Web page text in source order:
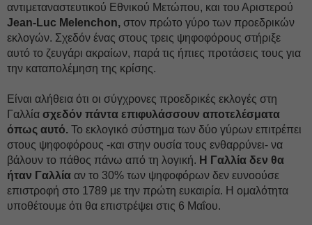
αντιμεταναστευτικού Εθνικού Μετώπου, και του Αριστερού
Jean-Luc Melenchon, στον πρώτο γύρο των προεδρικών
εκλογών. Σχεδόν ένας στους τρεις ψηφοφόρους στήριξε
αυτό το ζευγάρι ακραίων, παρά τις ήπιες προτάσεις τους για
την καταπολέμηση της κρίσης.
Είναι αλήθεια ότι οι σύγχρονες προεδρικές εκλογές στη
Γαλλία σχεδόν πάντα επιφυλάσσουν αποτελέσματα
όπως αυτό. Το εκλογικό σύστημα των δύο γύρων επιτρέπει
στους ψηφοφόρους -και στην ουσία τους ενθαρρύνει- να
βάλουν το πάθος πάνω από τη λογική. Η Γαλλία δεν θα
ήταν Γαλλία αν το 30% των ψηφοφόρων δεν ευνοούσε
επιστροφή στο 1789 με την πρώτη ευκαιρία. Η ομαλότητα
υποθέτουμε ότι θα επιστρέψει στις 6 Μαΐου.